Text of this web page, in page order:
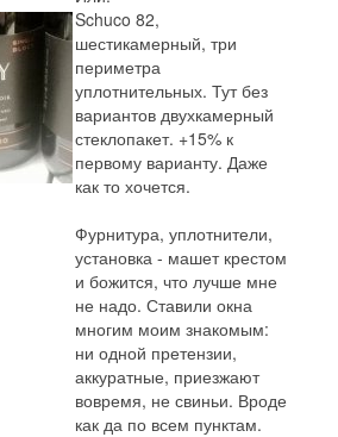
Schuco 82,
шестикамерный, три
периметра
уплотнительных. Тут без
вариантов двухкамерный
стеклопакет. +15% к
первому варианту. Даже
как то хочется.
Фурнитура, уплотнители,
установка - машет крестом
и божится, что лучше мне
не надо. Ставили окна
многим моим знакомым:
ни одной претензии,
аккуратные, приезжают
вовремя, не свиньи. Вроде
как да по всем пунктам.